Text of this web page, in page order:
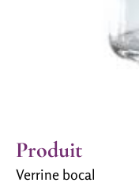
Produit
Verrine bocal